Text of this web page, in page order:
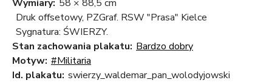
Wymiary: 58 × 88,5 cm
Druk offsetowy, PZGraf. RSW "Prasa" Kielce
Sygnatura: ŚWIERZY.
Stan zachowania plakatu: Bardzo dobry
Motyw: #Militaria
Id. plakatu: swierzy_waldemar_pan_wolodyjowski